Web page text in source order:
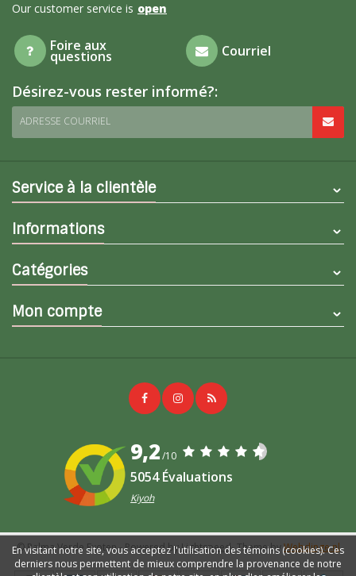
Our customer service is open
Foire aux
questions Courriel
Désirez-vous rester informé?:
ADRESSE COURRIEL
Service à la clientèle
Informations
Catégories
Mon compte
9,2/10
5054 Évaluations
Kiyoh
© Palma Verde Exoten- Powered byLightspeed- Theme byWebdinge.nl
En visitant notre site, vous acceptez l'utilisation des témoins (cookies). Ces
derniers nous permettent de mieux comprendre la provenance de notre